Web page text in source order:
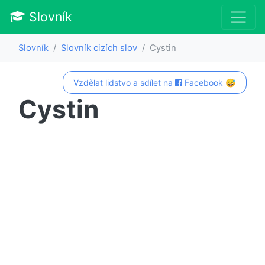
Slovník
Slovník Slovník cizích slov Cystin
Vzdělat lidstvo a sdílet na Facebook 😅
Cystin